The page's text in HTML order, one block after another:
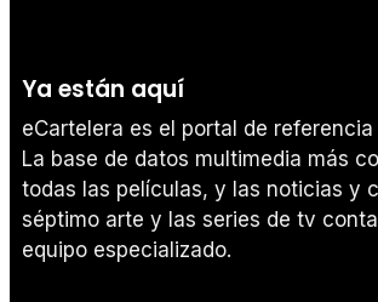
Ya están aquí
eCartelera es el portal de referencia
La base de datos multimedia más
todas las películas, y las noticias y
séptimo arte y las series de tv
equipo especializado.